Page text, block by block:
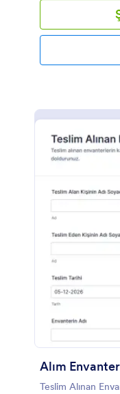
Alım
Teslim Alınan